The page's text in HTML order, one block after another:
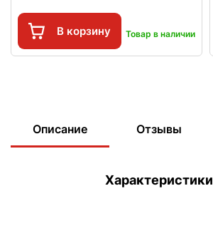
В корзину Товар в наличии
Описание Отзывы
Характеристики